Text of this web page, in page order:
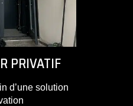
PRIVATIF
d’une solution